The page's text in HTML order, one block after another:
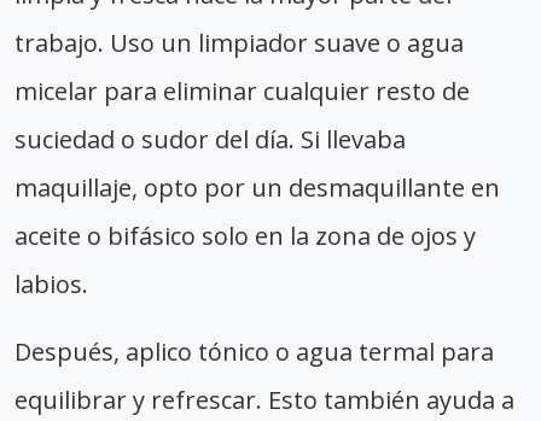
trabajo. Uso un limpiador suave o agua
micelar para eliminar cualquier resto de
suciedad o sudor del día. Si llevaba
maquillaje, opto por un desmaquillante en
aceite o bifásico solo en la zona de ojos y
labios.
Después, aplico tónico o agua termal para
equilibrar y refrescar. Esto también ayuda a